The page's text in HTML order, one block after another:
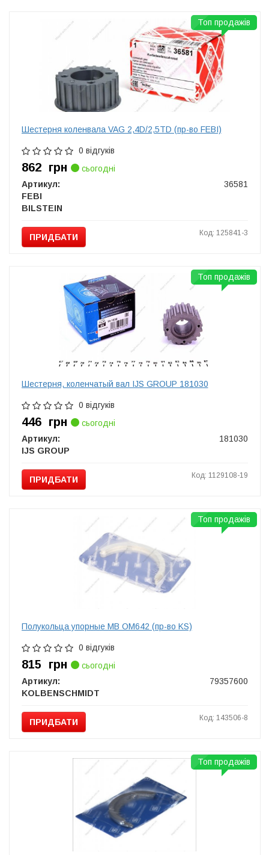
Шестерня коленвала VAG 2,4D/2,5TD (пр-во FEBI)
0 відгуків
862 грн
сьогодні
Артикул:
36581
FEBI
BILSTEIN
ПРИДБАТИ Код: 125841-3
Топ продажів
Шестерня, коленчатый вал IJS GROUP 181030
0 відгуків
446 грн
сьогодні
Артикул:
181030
IJS GROUP
ПРИДБАТИ Код: 1129108-19
Топ продажів
Полукольца упорные MB OM642 (пр-во KS)
0 відгуків
815 грн
сьогодні
Артикул:
79357600
KOLBENSCHMIDT
ПРИДБАТИ Код: 143506-8
Топ продажів
Топ продажів